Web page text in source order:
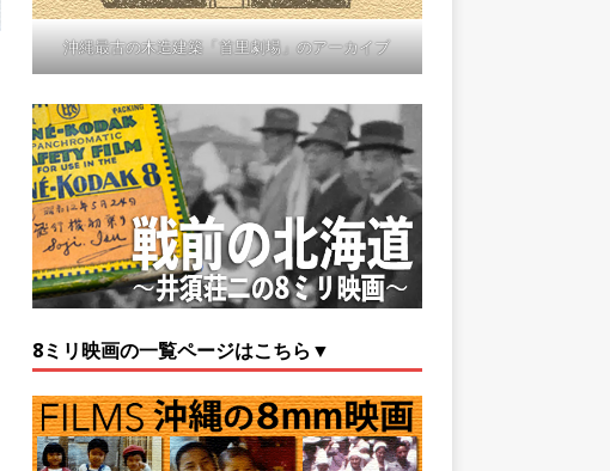
沖縄最古の木造建築「首里劇場」のアーカイブ
8ミリ映画の一覧ページはこちら▼